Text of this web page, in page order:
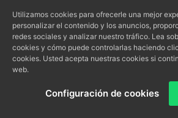
incongruente tutela en el
Utilizamos cookies para ofrecerle una mejor
personalizar el contenido y los anuncios,
redes sociales y analizar nuestro tráfico. Lea
cookies y cómo puede controlarlas haciendo
cookies. Usted acepta nuestras cookies si
web.
Configuración de cookies